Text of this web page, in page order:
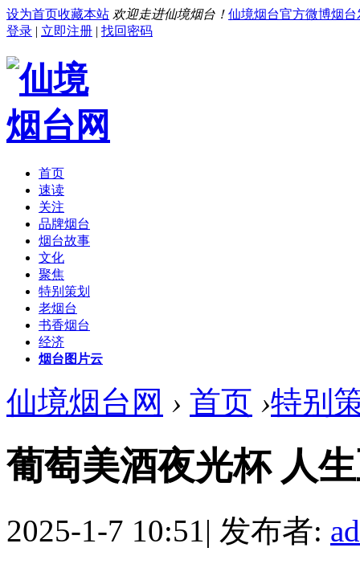
设为首页收藏本站 欢迎走进仙境烟台！ 仙境烟台官方微博烟台
登录 | 立即注册 | 找回密码
首页
速读
关注
品牌烟台
烟台故事
文化
聚焦
特别策划
老烟台
书香烟台
经济
烟台图片云
仙境烟台网 › 首页 ›特别
葡萄美酒夜光杯 人
2025-1-7 10:51| 发布者: